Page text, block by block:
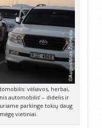
vėliavos, herbai,
automobilis’ – didelis ir
parkinge tokių daug
vietiniai.